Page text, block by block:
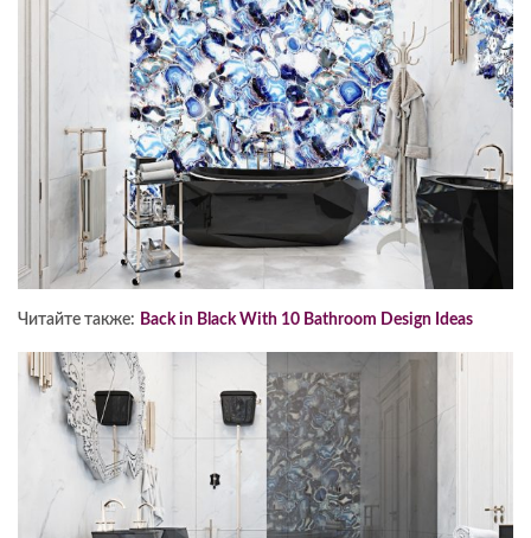
Читайте также: Back in Black With 10 Bathroom Design Ideas